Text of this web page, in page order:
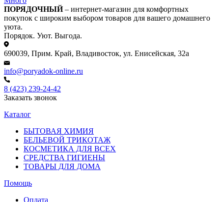
ПОРЯДОЧНЫЙ– интернет-магазин для комфортных
покупок с широким выбором товаров для вашего домашнего
уюта.
Порядок. Уют. Выгода.
690039, Прим. Край, Владивосток, ул. Енисейская, 32а
info@poryadok-online.ru
8 (423) 239-24-42
Заказать звонок
Каталог
БЫТОВАЯ ХИМИЯ
БЕЛЬЕВОЙ ТРИКОТАЖ
КОСМЕТИКА ДЛЯ ВСЕХ
СРЕДСТВА ГИГИЕНЫ
ТОВАРЫ ДЛЯ ДОМА
Помощь
Оплата